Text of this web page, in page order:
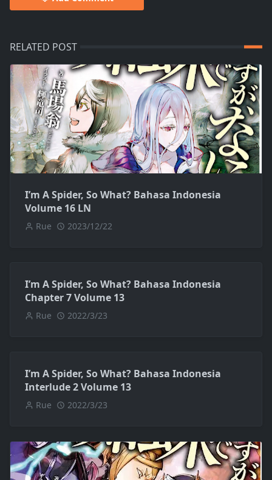
RELATED POST
I’m A Spider, So What? Bahasa Indonesia
Volume 16 LN
Rue 2023/12/22
I’m A Spider, So What? Bahasa Indonesia
Chapter 7 Volume 13
Rue 2022/3/23
I’m A Spider, So What? Bahasa Indonesia
Interlude 2 Volume 13
Rue 2022/3/23